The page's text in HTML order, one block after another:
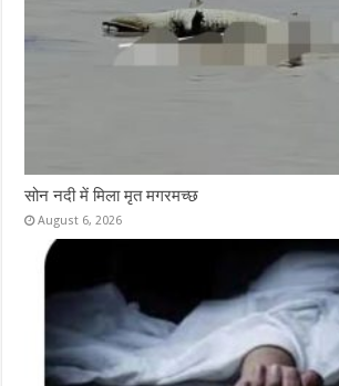
सोन नदी में मिला मृत मगरमच्छ
August 6, 2026